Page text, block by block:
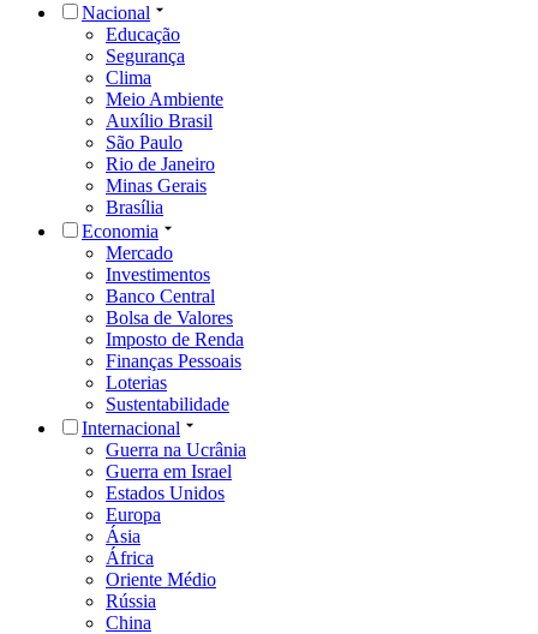
Nacional
Educação
Segurança
Clima
Meio Ambiente
Auxílio Brasil
São Paulo
Rio de Janeiro
Minas Gerais
Brasília
Economia
Mercado
Investimentos
Banco Central
Bolsa de Valores
Imposto de Renda
Finanças Pessoais
Loterias
Sustentabilidade
Internacional
Guerra na Ucrânia
Guerra em Israel
Estados Unidos
Europa
Ásia
África
Oriente Médio
Rússia
China